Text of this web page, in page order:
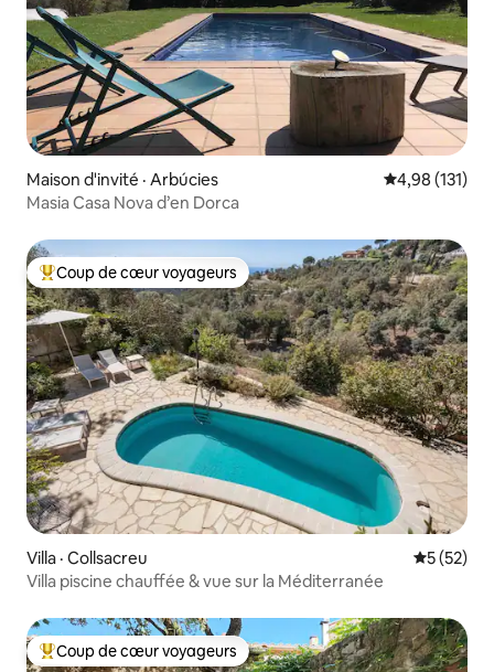
Maison d'invité · Arbúcies Note
4,98 (131)
Masia Casa Nova d’en Dorca
Coup de cœur voyageurs parmi les plus aimés
Coup de cœur voyageurs
Villa · Collsacreu Note
5 (52)
Villa piscine chauffée & vue sur la Méditerranée
Coup de cœur voyageurs parmi les plus aimés
Coup de cœur voyageurs